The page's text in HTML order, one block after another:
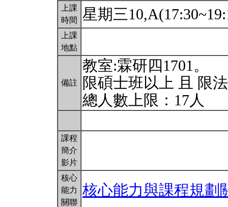
上課
時間
星期三
上課
地點
備註
教室:霖研四1701。
限碩士班以上 且 限
總人數上限：17人
課程
簡介
影片
核心
能力
關聯
核心能力與課程規劃